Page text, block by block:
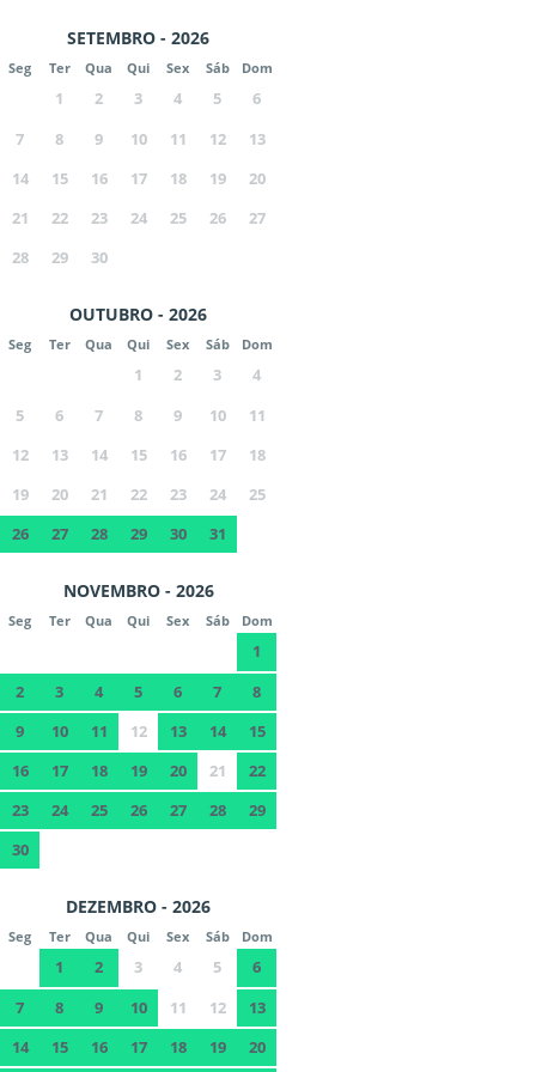
SETEMBRO - 2026
Seg Ter Qua Qui Sex Sáb Dom
1 2 3 4 5
6
7
8 9 10 11 12
13
14
15 16 17 18 19
20
21
22 23 24 25 26
27
28
29 30
OUTUBRO - 2026
Seg Ter Qua Qui Sex Sáb Dom
1 2 3
4
5
6 7 8 9 10
11
12
13 14 15 16 17
18
19
20 21 22 23 24
25
26
27 28 29 30 31
NOVEMBRO - 2026
Seg Ter Qua Qui Sex Sáb Dom
1
2
3 4 5 6 7
8
9
10 11 12 13 14
15
16
17 18 19 20 21
22
23
24 25 26 27 28
29
30
DEZEMBRO - 2026
Seg Ter Qua Qui Sex Sáb Dom
1 2 3 4 5
6
7
8 9 10 11 12
13
14
15 16 17 18 19
20